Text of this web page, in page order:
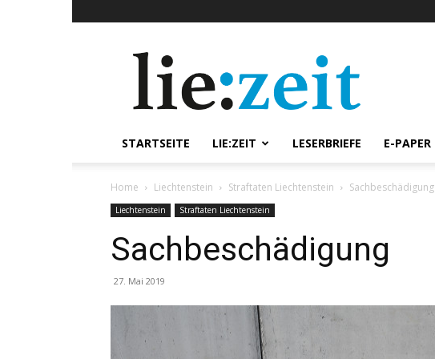
STARTSEITE LIE:ZEIT LESERBRIEFE E-PAPER
Home Liechtenstein Straftaten Liechtenstein Sachbeschädigung
Liechtenstein Straftaten Liechtenstein
Sachbeschädigung
27. Mai 2019